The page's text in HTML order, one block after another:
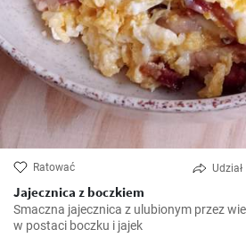
Ratować Udział
Jajecznica z boczkiem
Smaczna jajecznica z ulubionym przez
w postaci boczku i jajek